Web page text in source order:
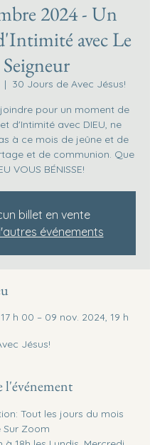
2024 - Un
avec Le
Seigneur
|
30 Jours de Avec Jésus!
pour un moment de
d'Intimité avec DIEU, ne
à ce mois de jeûne et de
et de communion. Que
VOUS BÉNISSE!
billet en vente
événements
h 00 – 09 nov. 2024, 19 h
Jésus!
l'événement
Tout les jours du mois
Sur Zoom